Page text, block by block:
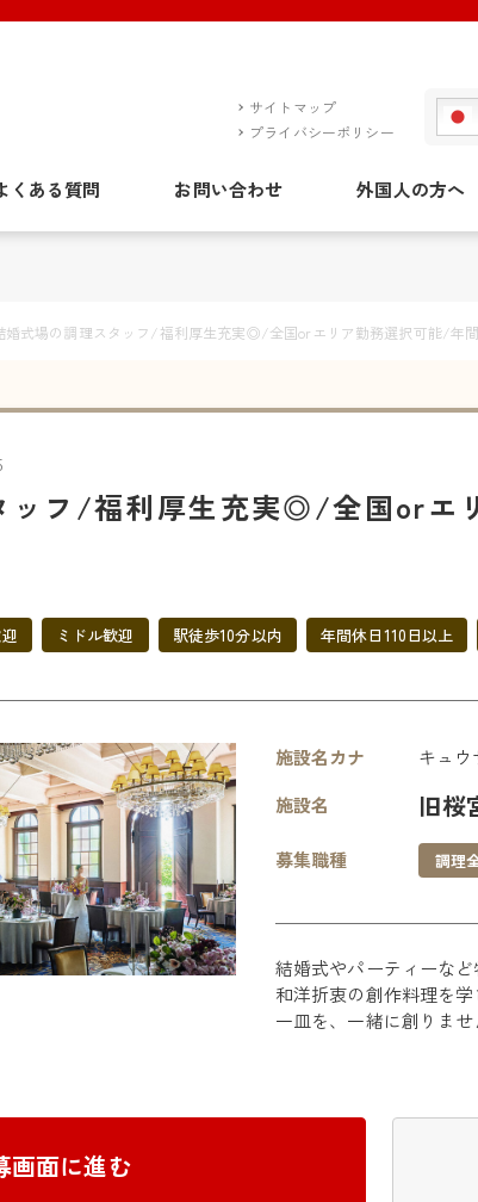
サイトマップ
プライバシーポリシー
くある質問 お問い合わせ 外国人の方へ
婚式場の調理スタッフ/福利厚生充実◎/全国orエリア勤務選択可能/年
ッフ/福利厚生充実◎/全国orエ
ミドル歓迎 駅徒歩10分以内 年間休日110日以上
施設名カナ
キュウ
施設名
旧桜
募集職種 調理
結婚式やパーティーな
和洋折衷の創作料理を
一皿を、一緒に創りませ
画面に進む